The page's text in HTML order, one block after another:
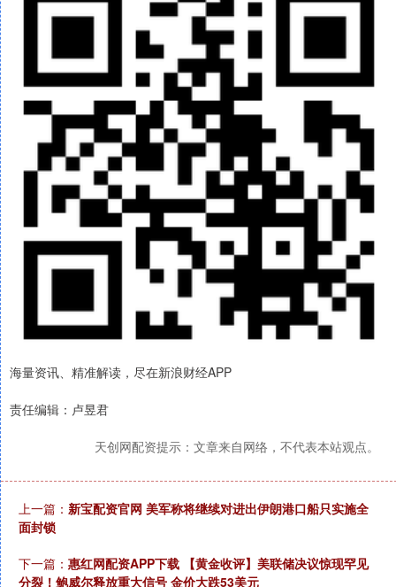
海量资讯、精准解读，尽在新浪财经APP
责任编辑：卢昱君
天创网配资提示：文章来自网络，不代表本站观点。
上一篇： 新宝配资官网 美军称将继续对进出伊朗港口船只实施全
面封锁
下一篇： 惠红网配资APP下载 【黄金收评】美联储决议惊现罕见
分裂！鲍威尔释放重大信号 金价大跌53美元